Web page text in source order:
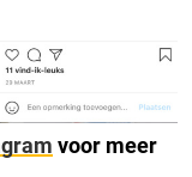
voor meer